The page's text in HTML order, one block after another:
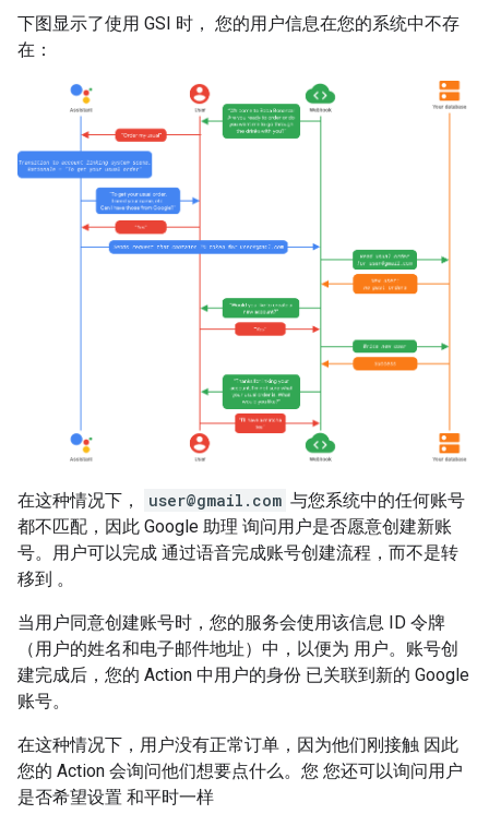
下图显示了使用 GSI 时， 您的用户信息在您的系统中不存
在：
在这种情况下， user@gmail.com 与您系统中的任何账号
都不匹配，因此 Google 助理 询问用户是否愿意创建新账
号。用户可以完成 通过语音完成账号创建流程，而不是转
移到 。
当用户同意创建账号时，您的服务会使用该信息 ID 令牌
（用户的姓名和电子邮件地址）中，以便为 用户。账号创
建完成后，您的 Action 中用户的身份 已关联到新的 Google
账号。
在这种情况下，用户没有正常订单，因为他们刚接触 因此
您的 Action 会询问他们想要点什么。您 您还可以询问用户
是否希望设置 和平时一样